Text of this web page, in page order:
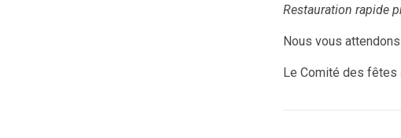
Restauration rapide
Nous vous
Le Comité des fêtes